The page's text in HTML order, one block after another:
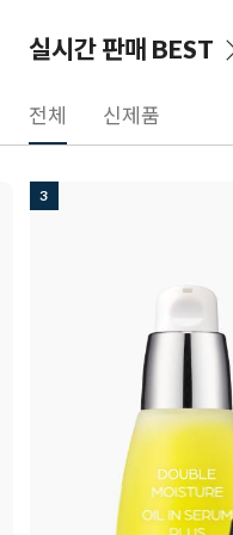
실시간 판매 BEST
전체 신제품
3